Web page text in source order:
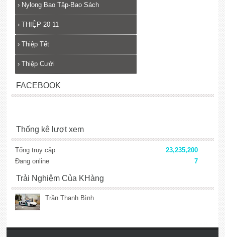
› Nylong Bao Tập-Bao Sách
› THIỆP 20 11
› Thiệp Tết
› Thiệp Cưới
FACEBOOK
Thống kê lượt xem
Tổng truy cập
23,235,200
Đang online
7
Trải Nghiệm Của KHàng
Trần Thanh Bình